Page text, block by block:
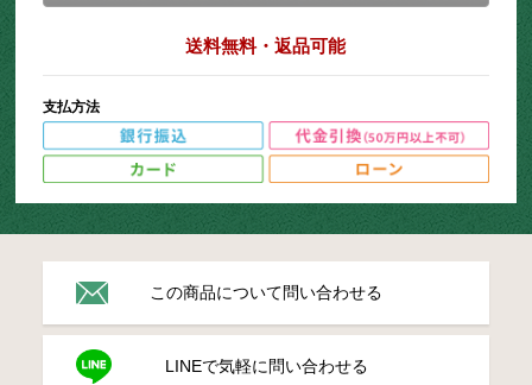
送料無料・返品可能
支払方法
この商品について問い合わせる
LINEで気軽に問い合わせる